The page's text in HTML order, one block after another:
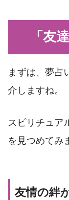
「友
まずは、夢占
介しますね。
スピリチュア
を見つめてみ
友情の絆